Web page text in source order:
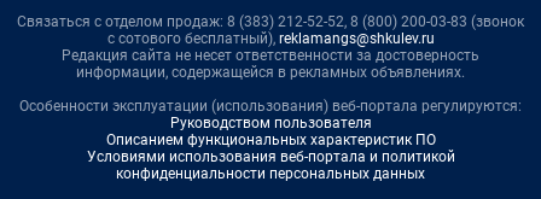
Связаться с отделом продаж: 8 (383) 212-52-52, 8 (800) 200-03-83 (звонок
с сотового бесплатный), reklamangs@shkulev.ru
Редакция сайта не несет ответственности за достоверность
информации, содержащейся в рекламных объявлениях.
Особенности эксплуатации (использования) веб-портала регулируются:
Руководством пользователя
Описанием функциональных характеристик ПО
Условиями использования веб-портала и политикой
конфиденциальности персональных данных